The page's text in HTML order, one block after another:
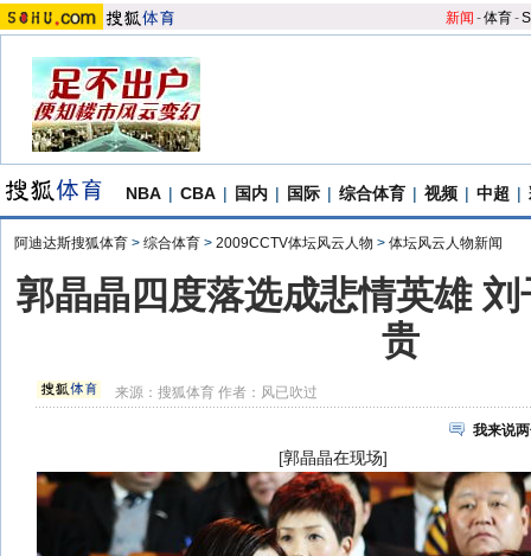
新闻 -体育-S
NBA | CBA | 国内 | 国际 | 综合体育 | 视频 | 中超 |
阿迪达斯搜狐体育 > 综合体育 > 2009CCTV体坛风云人物 > 体坛风云人物新闻
郭晶晶四度落选成悲情英雄
贵
来源：搜狐体育 作者：风已吹过
我来说
[郭晶晶在现场]